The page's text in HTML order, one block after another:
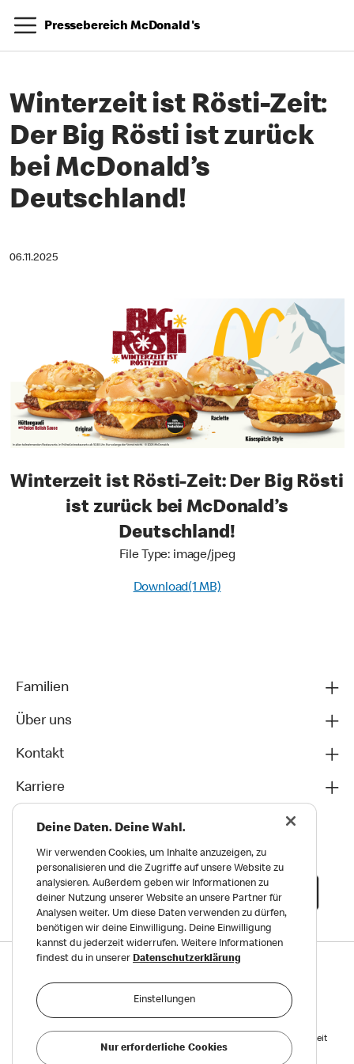
Pressebereich McDonald's
Winterzeit ist Rösti-Zeit:
Der Big Rösti ist zurück
bei McDonald’s
Deutschland!
06.11.2025
Winterzeit ist Rösti-Zeit: Der Big Rösti
ist zurück bei McDonald’s
Deutschland!
File Type: image/jpeg
Download(1 MB)
Familien
Über uns
Kontakt
Karriere
Datenschutz
Reports on Human and Environmental Rights Erklärung zur Barrierefreiheit
Deine Daten. Deine Wahl.
Wir verwenden Cookies, um Inhalte anzuzeigen, zu
personalisieren und die Zugriffe auf unsere Website zu
analysieren. Außerdem geben wir Informationen zu
deiner Nutzung unserer Website an unsere Partner für
Analysen weiter. Um diese Daten verwenden zu dürfen,
benötigen wir deine Einwilligung. Deine Einwilligung
kannst du jederzeit widerrufen. Weitere Informationen
findest du in unserer Datenschutzerklärung
Einstellungen
Nur erforderliche Cookies